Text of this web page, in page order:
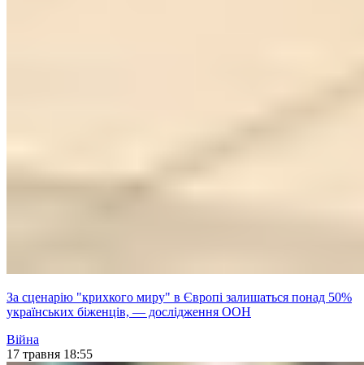
За сценарію "крихкого миру" в Європі залишаться понад 50%
українських біженців, — дослідження ООН
Війна
17 травня 18:55